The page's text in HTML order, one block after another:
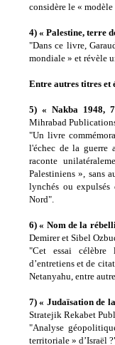
considère le «
4) « Palestine, terre
"Dans ce livre,
mondiale » et révèle
Entre autres titres et
5) « Nakba 1948,
Mihrabad
"Un livre
l'échec de la guerre
raconte
Palestiniens », sans
lynchés ou
Nord".
6) « Nom de la
Demirer et Sibel
"Cet essai célèbre
d’entretiens et de
Netanyahu, entre
7) « Judaïsation de
Stratejik Rekabet
"Analyse
territoriale » d’Israël